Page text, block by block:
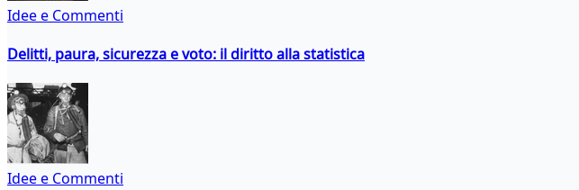
Idee e Commenti
Delitti, paura, sicurezza e voto: il diritto alla statistica
Idee e Commenti